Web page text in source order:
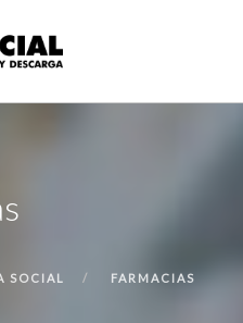
SOCIAL FARMACIAS